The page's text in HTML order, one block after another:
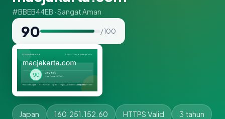
#BBEB44EB · Sangat Aman
90 / 100
Japan 160.251.152.60 HTTPS Valid 3 tahun